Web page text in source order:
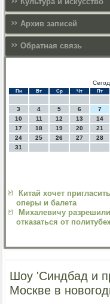
Архив записей
Обратная связь
Пн Вт Ср Чт Пт
3
4 5 6 7
10
11 12 13 14
17
18 19 20 21
24
25 26 27 28
31
Китай хочет
оперы и балета
Михалевичу
отказаться от
Шоу 'Синдбад и
Москве в